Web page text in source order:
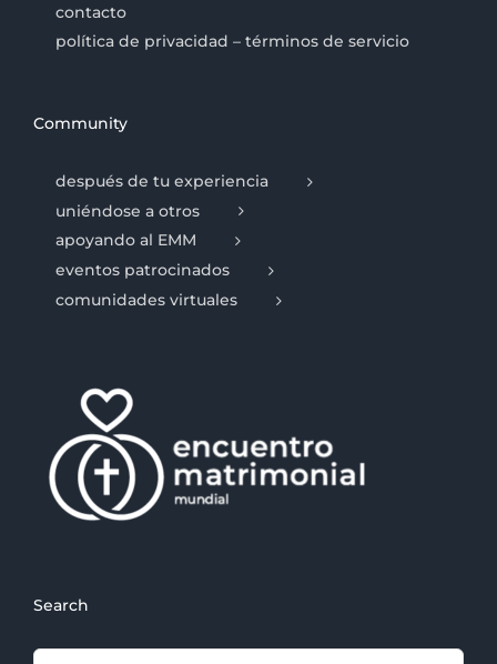
contacto
política de privacidad – términos de servicio
Community
después de tu experiencia
uniéndose a otros
apoyando al EMM
eventos patrocinados
comunidades virtuales
Search